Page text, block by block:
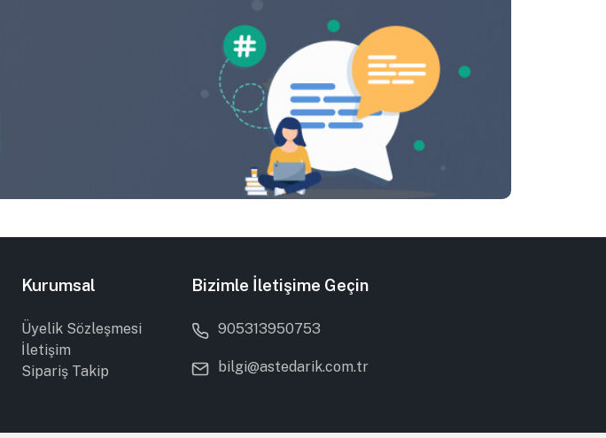
Kurumsal
Üyelik Sözleşmesi
İletişim
Sipariş Takip
Bizimle İletişime Geçin
905313950753
bilgi@astedarik.com.tr